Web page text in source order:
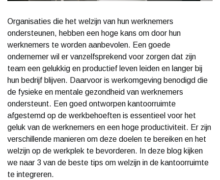
Organisaties die het welzijn van hun werknemers
ondersteunen, hebben een hoge kans om door hun
werknemers te worden aanbevolen. Een goede
ondernemer wil er vanzelfsprekend voor zorgen dat zijn
team een gelukkig en productief leven leiden en langer bij
hun bedrijf blijven. Daarvoor is werkomgeving benodigd die
de fysieke en mentale gezondheid van werknemers
ondersteunt. Een goed ontworpen kantoorruimte
afgestemd op de werkbehoeften is essentieel voor het
geluk van de werknemers en een hoge productiviteit. Er zijn
verschillende manieren om deze doelen te bereiken en het
welzijn op de werkplek te bevorderen. In deze blog kijken
we naar 3 van de beste tips om welzijn in de kantoorruimte
te integreren.